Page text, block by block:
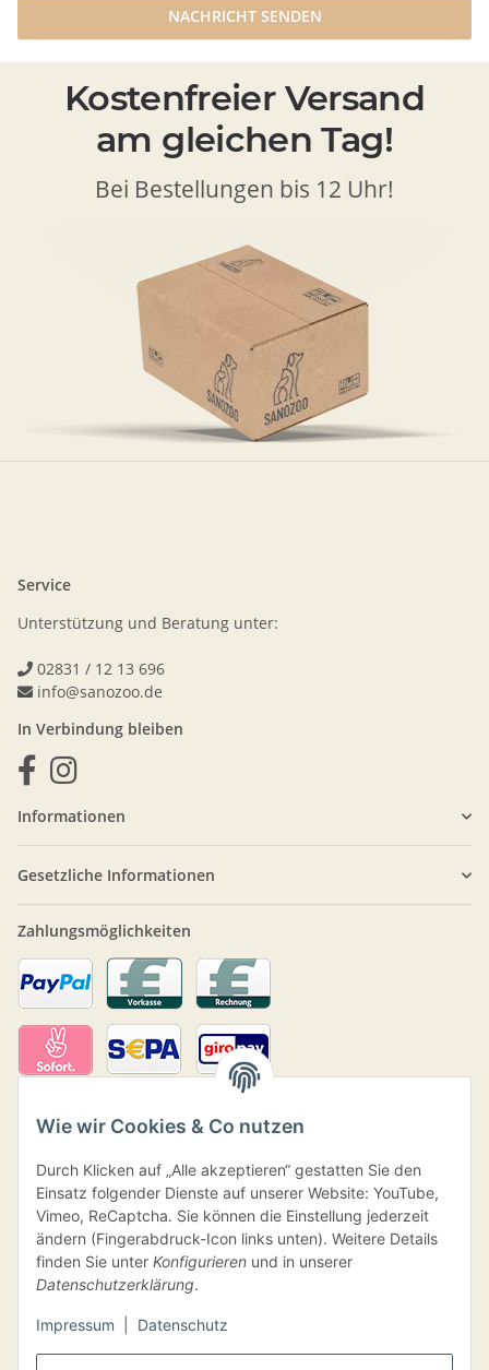
Wie wir Cookies & Co nutzen
Durch Klicken auf „Alle akzeptieren“ gestatten Sie den
Einsatz folgender Dienste auf unserer Website: YouTube,
Vimeo, ReCaptcha. Sie können die Einstellung jederzeit
ändern (Fingerabdruck-Icon links unten). Weitere Details
finden Sie unter Konfigurieren und in unserer
Datenschutzerklärung.
Impressum Datenschutz
NACHRICHT SENDEN
Kostenfreier Versand
am gleichen Tag!
Bei Bestellungen bis 12 Uhr!
Service
Unterstützung und Beratung unter:
02831 / 12 13 696
info@sanozoo.de
In Verbindung bleiben
Informationen
Gesetzliche Informationen
Zahlungsmöglichkeiten
Versand